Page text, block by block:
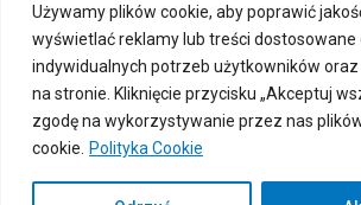
Używamy plików cookie, aby poprawić
wyświetlać reklamy lub treści dostosowane
indywidualnych potrzeb użytkowników
na stronie. Kliknięcie przycisku „Akceptuj
zgodę na wykorzystywanie przez nas
cookie.
Polityka Cookie
Zamówienia
Szczegóły konta